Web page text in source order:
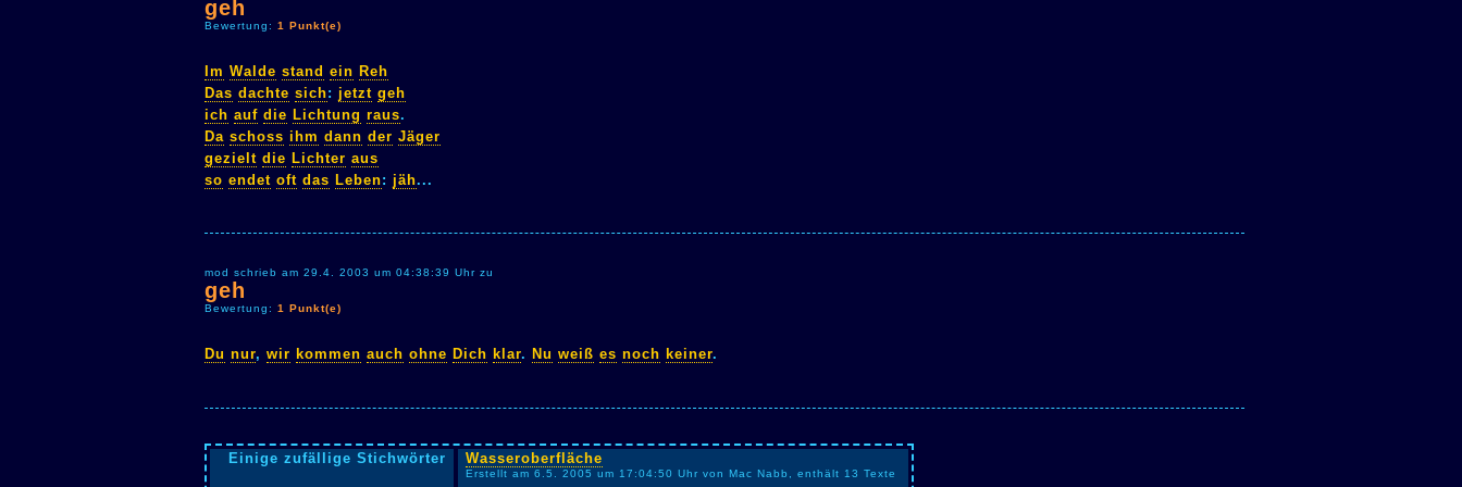
geh
Bewertung: 1 Punkt(e)
Im Walde stand ein Reh
Das dachte sich: jetzt geh
ich auf die Lichtung raus.
Da schoss ihm dann der Jäger
gezielt die Lichter aus
so endet oft das Leben: jäh...
mod schrieb am 29.4. 2003 um 04:38:39 Uhr zu
geh
Bewertung: 1 Punkt(e)
Du nur, wir kommen auch ohne Dich klar. Nu weiß es noch keiner.
Einige zufällige Stichwörter Wasseroberfläche
Erstellt am 6.5. 2005 um 17:04:50 Uhr von Mac Nabb, enthält 13 Texte